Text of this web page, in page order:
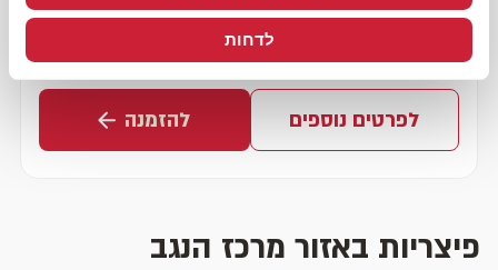
לדחות
כשר למהדרין
שדרות יהדות דרום אפריקה 14
לפרטים נוספים להזמנה
פיצריות באזור מרכז הנגב